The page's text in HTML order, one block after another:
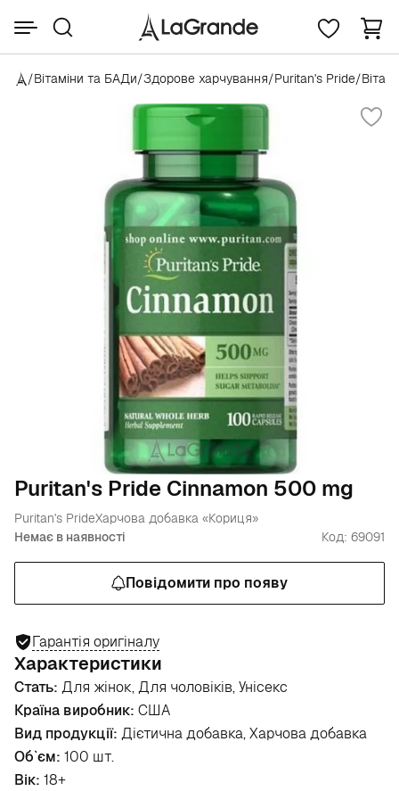
/Вітаміни та БАДи/Здорове харчування/Puritan's Pride/
Puritan's Pride Cinnamon 500 mg
Puritan's PrideХарчова добавка «Кориця»
Немає в наявності
Код: 69091
Повідомити про появу
Гарантія оригіналу
Характеристики
Стать: Для жінок, Для чоловіків, Унісекс
Країна виробник: США
Вид продукції: Дієтична добавка, Харчова добавка
Об`єм: 100 шт.
Вік: 18+